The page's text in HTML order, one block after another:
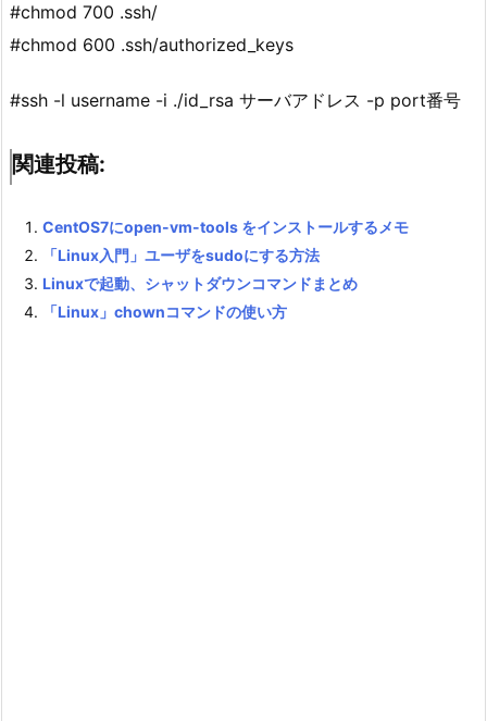
#chmod 700 .ssh/
#chmod 600 .ssh/authorized_keys
#ssh -l username -i ./id_rsa サーバアドレス -p port番号
関連投稿:
CentOS7にopen-vm-tools をインストールするメモ
「Linux入門」ユーザをsudoにする方法
Linuxで起動、シャットダウンコマンドまとめ
「Linux」chownコマンドの使い方